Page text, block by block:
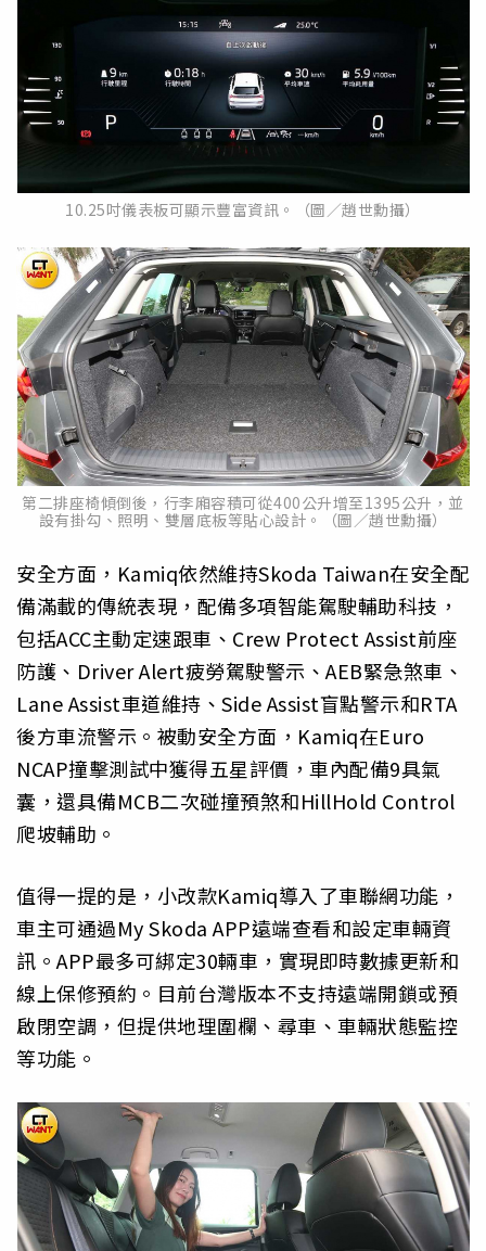
10.25吋儀表板可顯示豐富資訊。（圖／趙世勳攝）
第二排座椅傾倒後，行李廂容積可從400公升增至1395公升，並
設有掛勾、照明、雙層底板等貼心設計。（圖／趙世勳攝）
安全方面，Kamiq依然維持Skoda Taiwan在安全配
備滿載的傳統表現，配備多項智能駕駛輔助科技，
包括ACC主動定速跟車、Crew Protect Assist前座
防護、Driver Alert疲勞駕駛警示、AEB緊急煞車、
Lane Assist車道維持、Side Assist盲點警示和RTA
後方車流警示。被動安全方面，Kamiq在Euro
NCAP撞擊測試中獲得五星評價，車內配備9具氣
囊，還具備MCB二次碰撞預煞和HillHold Control
爬坡輔助。
值得一提的是，小改款Kamiq導入了車聯網功能，
車主可通過My Skoda APP遠端查看和設定車輛資
訊。APP最多可綁定30輛車，實現即時數據更新和
線上保修預約。目前台灣版本不支持遠端開鎖或預
啟閉空調，但提供地理圍欄、尋車、車輛狀態監控
等功能。